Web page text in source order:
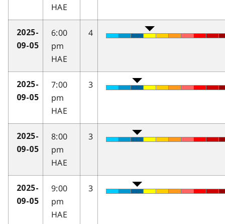
HAE
2025-
09-05
6:00
pm
HAE
4
2025-
09-05
7:00
pm
HAE
3
2025-
09-05
8:00
pm
HAE
3
2025-
09-05
9:00
pm
HAE
3